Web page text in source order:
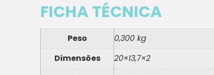
FICHA TÉCNICA
Peso
0,300 kg
Dimensões
20×13,7×2